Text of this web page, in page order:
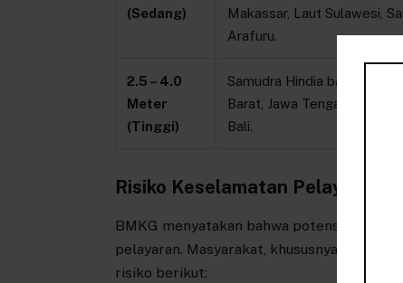
(Sedang)
Makassar, Laut Sulawesi,
Arafuru.
2.5 – 4.0
Meter
(Tinggi)
Samudra Hindia barat
Barat, Jawa Tengah, DI
Bali.
Risiko Keselamatan Pelayaran
BMKG menyatakan bahwa potensi
pelayaran. Masyarakat, khususnya
risiko berikut: